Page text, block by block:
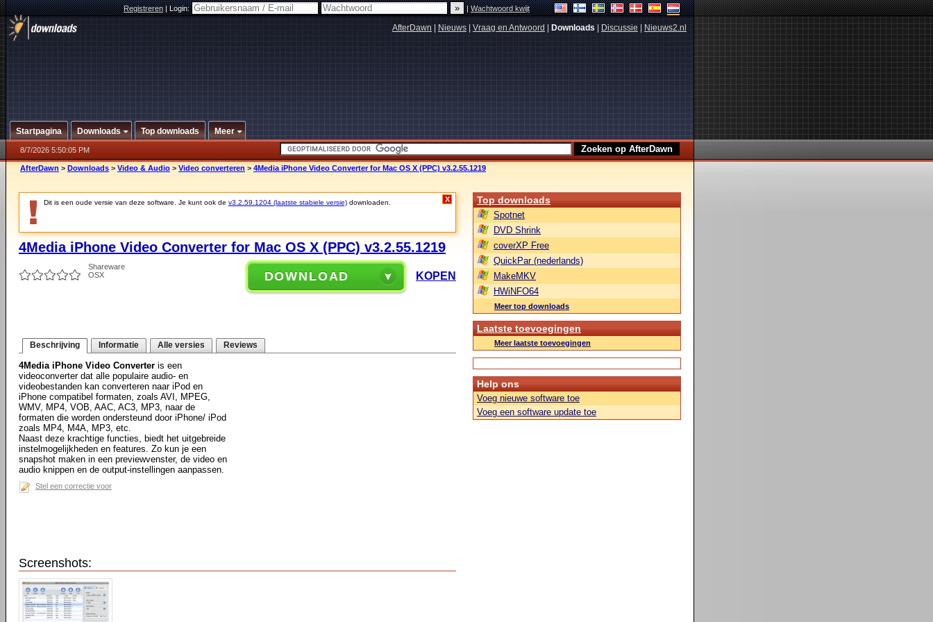
Registreren|Login: |Wachtwoord kwijt
AfterDawn Nieuws Vraag en Antwoord Downloads Discussie Nieuws2.nl
Startpagina Downloads Top downloads Meer
8/7/2026 5:50:05 PM
AfterDawn > Downloads > Video & Audio > Video converteren > 4Media iPhone Video Converter for Mac OS X (PPC) v3.2.55.1219
Dit is een oude versie van deze software. Je kunt ook de v3.2.59.1204 (laatste stabiele versie) downloaden. X
4Media iPhone Video Converter for Mac OS X (PPC) v3.2.55.1219
Shareware
OSX
DOWNLOAD KOPEN
Beschrijving Informatie Alle versies Reviews
4Media iPhone Video Converter is een
videoconverter dat alle populaire audio- en
videobestanden kan converteren naar iPod en
iPhone compatibel formaten, zoals AVI, MPEG,
WMV, MP4, VOB, AAC, AC3, MP3, naar de
formaten die worden ondersteund door iPhone/ iPod
zoals MP4, M4A, MP3, etc.
Naast deze krachtige functies, biedt het uitgebreide
instelmogelijkheden en features. Zo kun je een
snapshot maken in een previewvenster, de video en
audio knippen en de output-instellingen aanpassen.
Stel een correctie voor
Screenshots:
Top downloads
Spotnet
DVD Shrink
coverXP Free
QuickPar (nederlands)
MakeMKV
HWiNFO64
Meer top downloads
Laatste toevoegingen
Meer laatste toevoegingen
Help ons
Voeg nieuwe software toe
Voeg een software update toe